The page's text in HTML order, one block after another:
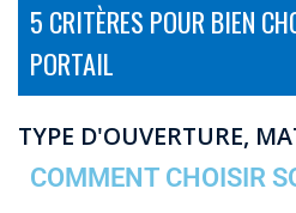
5 CRITÈRES POUR BIEN
PORTAIL
TYPE D'OUVERTURE,
COMMENT CHOISIR